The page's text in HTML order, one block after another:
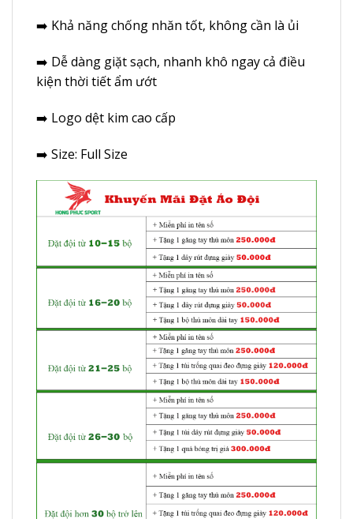
➡️ Khả năng chống nhăn tốt, không cần là ủi
➡️ Dễ dàng giặt sạch, nhanh khô ngay cả điều
kiện thời tiết ẩm ướt
➡️ Logo dệt kim cao cấp
➡️ Size: Full Size